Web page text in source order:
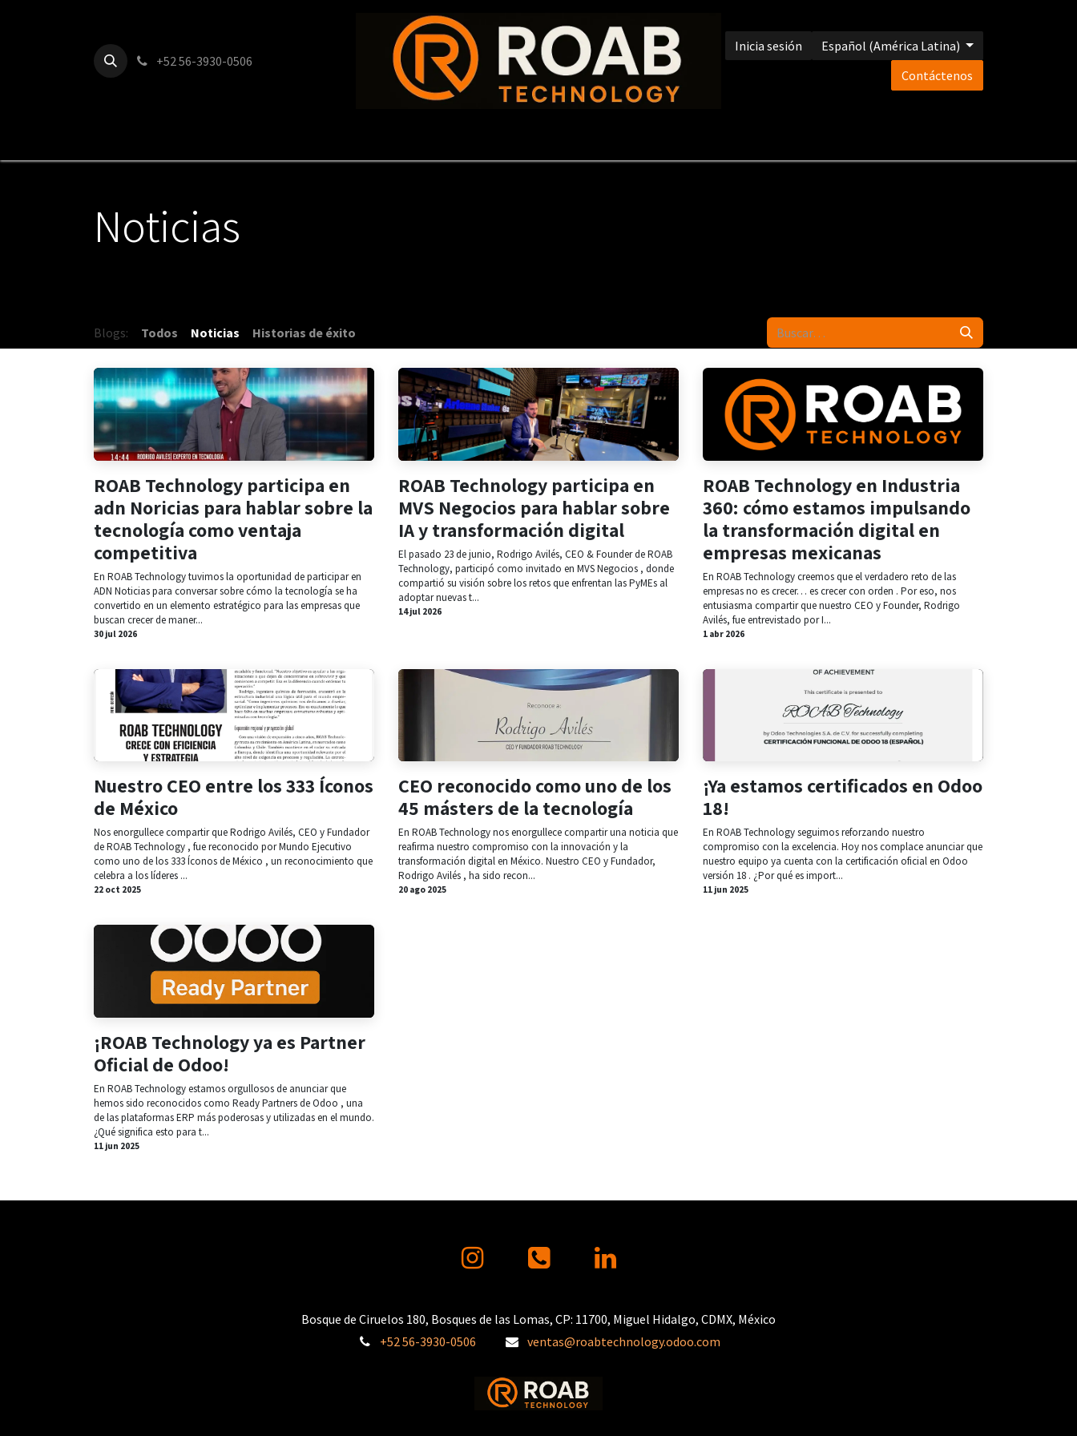
+52 56-3930-0506
Inicia sesión
Español (América Latina)
Contáctenos
Noticias
Blogs: Todos Noticias Historias de éxito
ROAB Technology participa en
adn Noricias para hablar sobre la
tecnología como ventaja
competitiva
En ROAB Technology tuvimos la oportunidad de participar en
ADN Noticias para conversar sobre cómo la tecnología se ha
convertido en un elemento estratégico para las empresas que
buscan crecer de maner...
30 jul 2026
ROAB Technology participa en
MVS Negocios para hablar sobre
IA y transformación digital
El pasado 23 de junio, Rodrigo Avilés, CEO & Founder de ROAB
Technology, participó como invitado en MVS Negocios , donde
compartió su visión sobre los retos que enfrentan las PyMEs al
adoptar nuevas t...
14 jul 2026
ROAB Technology en Industria
360: cómo estamos impulsando
la transformación digital en
empresas mexicanas
En ROAB Technology creemos que el verdadero reto de las
empresas no es crecer… es crecer con orden . Por eso, nos
entusiasma compartir que nuestro CEO y Founder, Rodrigo
Avilés, fue entrevistado por I...
1 abr 2026
Nuestro CEO entre los 333 Íconos
de México
Nos enorgullece compartir que Rodrigo Avilés, CEO y Fundador
de ROAB Technology , fue reconocido por Mundo Ejecutivo
como uno de los 333 Íconos de México , un reconocimiento que
celebra a los líderes ...
22 oct 2025
CEO reconocido como uno de los
45 másters de la tecnología
En ROAB Technology nos enorgullece compartir una noticia que
reafirma nuestro compromiso con la innovación y la
transformación digital en México. Nuestro CEO y Fundador,
Rodrigo Avilés , ha sido recon...
20 ago 2025
¡Ya estamos certificados en Odoo
18!
En ROAB Technology seguimos reforzando nuestro
compromiso con la excelencia. Hoy nos complace anunciar que
nuestro equipo ya cuenta con la certificación oficial en Odoo
versión 18 . ¿Por qué es import...
11 jun 2025
¡ROAB Technology ya es Partner
Oficial de Odoo!
En ROAB Technology estamos orgullosos de anunciar que
hemos sido reconocidos como Ready Partners de Odoo , una
de las plataformas ERP más poderosas y utilizadas en el mundo.
¿Qué significa esto para t...
11 jun 2025
Bosque de Ciruelos 180, Bosques de las Lomas, CP: 11700, Miguel Hidalgo, CDMX, México
+52 56-3930-0506
ventas@roabtechnology.odoo.com